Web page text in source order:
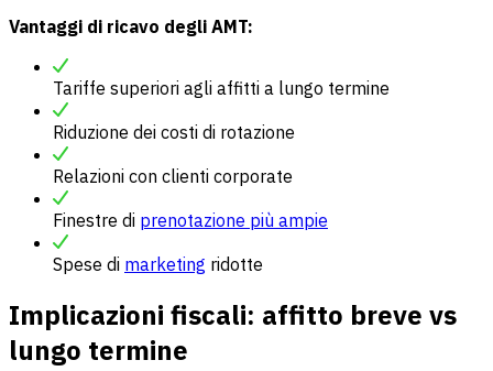
Vantaggi di ricavo degli AMT:
Tariffe superiori agli affitti a lungo termine
Riduzione dei costi di rotazione
Relazioni con clienti corporate
Finestre di prenotazione più ampie
Spese di marketing ridotte
Implicazioni fiscali: affitto breve vs
lungo termine